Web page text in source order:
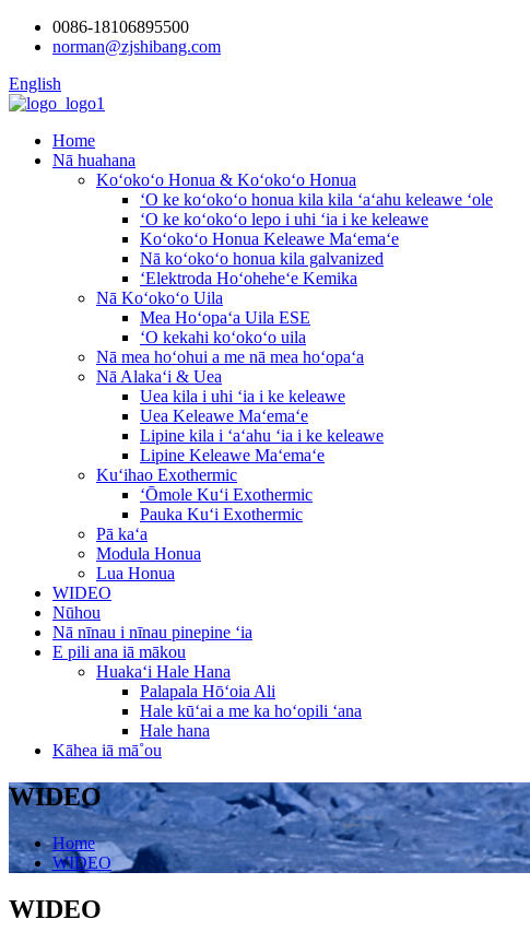
0086-18106895500
norman@zjshibang.com
English
Home
Nā huahana
Koʻokoʻo Honua & Koʻokoʻo Honua
ʻO ke koʻokoʻo honua kila kila ʻaʻahu keleawe ʻole
ʻO ke koʻokoʻo lepo i uhi ʻia i ke keleawe
Koʻokoʻo Honua Keleawe Maʻemaʻe
Nā koʻokoʻo honua kila galvanized
ʻElektroda Hoʻoheheʻe Kemika
Nā Koʻokoʻo Uila
Mea Hoʻopaʻa Uila ESE
ʻO kekahi koʻokoʻo uila
Nā mea hoʻohui a me nā mea hoʻopaʻa
Nā Alakaʻi & Uea
Uea kila i uhi ʻia i ke keleawe
Uea Keleawe Maʻemaʻe
Lipine kila i ʻaʻahu ʻia i ke keleawe
Lipine Keleawe Maʻemaʻe
Kuʻihao Exothermic
ʻŌmole Kuʻi Exothermic
Pauka Kuʻi Exothermic
Pā kaʻa
Modula Honua
Lua Honua
WIDEO
Nūhou
Nā nīnau i nīnau pinepine ʻia
E pili ana iā mākou
Huakaʻi Hale Hana
Palapala Hōʻoia Ali
Hale kūʻai a me ka hoʻopili ʻana
Hale hana
Kāhea iā mā˚ou
WIDEO
Home
WIDEO
WIDEO